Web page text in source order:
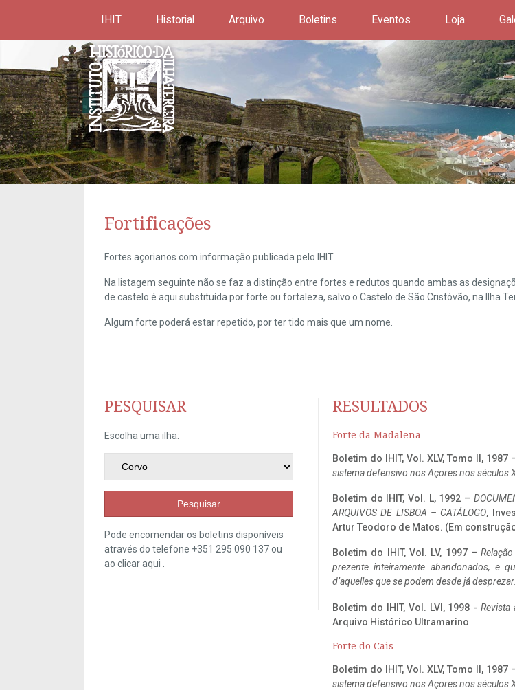
IHIT Historial Arquivo Boletins Eventos Loja
Fortificações
Fortes açorianos com informação publicada pelo IHIT.
Na listagem seguinte não se faz a distinção entre fortes e redutos quando ambas as
de castelo é aqui substituída por forte ou fortaleza, salvo o Castelo de São Cristóvão, na Ilha
Algum forte poderá estar repetido, por ter tido mais que um nome.
PESQUISAR
Escolha uma ilha:
Pesquisar
Pode encomendar os boletins disponíveis
através do telefone +351 295 090 137 ou
ao clicaraqui
RESULTADOS
Forte da Madalena
Boletim do IHIT, Vol. XLV, Tomo II, 1987
sistema defensivo nos Açores nos séculos
Boletim do IHIT, Vol. L, 1992 –
ARQUIVOS DE LISBOA – CATÁLOGO,
Artur Teodoro de Matos. (Em
Boletim do IHIT, Vol. LV, 1997 –
prezente inteiramente abandonados, e
d’aquelles que se podem desde já
Boletim do IHIT, Vol. LVI, 1998 -
Arquivo Histórico Ultramarino
Forte do Cais
Boletim do IHIT, Vol. XLV, Tomo II, 1987
sistema defensivo nos Açores nos séculos